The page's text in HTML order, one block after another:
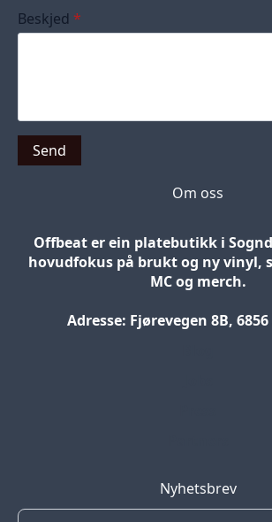
Beskjed *
Send
Om oss
Offbeat er ein platebutikk i
hovudfokus på brukt og ny vinyl,
MC og merch.
Adresse: Fjørevegen 8B,
Nyhetsbrev